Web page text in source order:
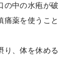
の中の水疱が破
痛薬を使うこと
、体を休める